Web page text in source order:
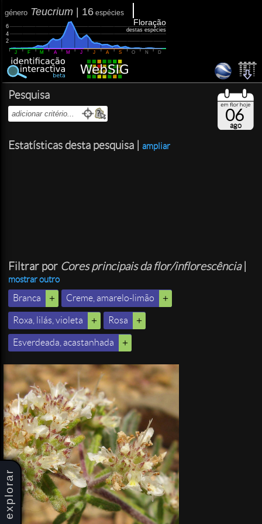
explorar
género Teucrium 16 espécies
2
4
6
J F M A M J J A S O N D
Floração
destas espécies
Pesquisa
Estatísticas desta pesquisa | ampliar
Filtrar por Cores principais da flor/inflorescência|
mostrar outro
Branca
Creme, amarelo-limão
Roxa, lilás, violeta Rosa
Esverdeada, acastanhada
06
ago